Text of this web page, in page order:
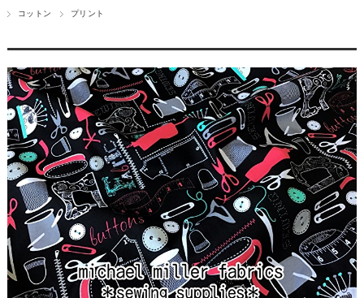
コットン プリント